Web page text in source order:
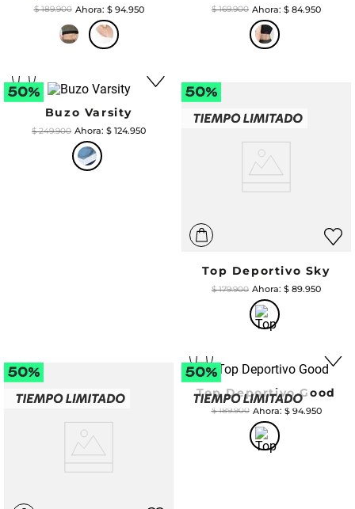
$ 189.900 $ 94.950 $ 169.900 $ 84.950
Buzo Varsity
$ 249.900 $ 124.950
Top Deportivo Sky
$ 179.900 $ 89.950
Top Deportivo Good
$ 189.900 $ 94.950